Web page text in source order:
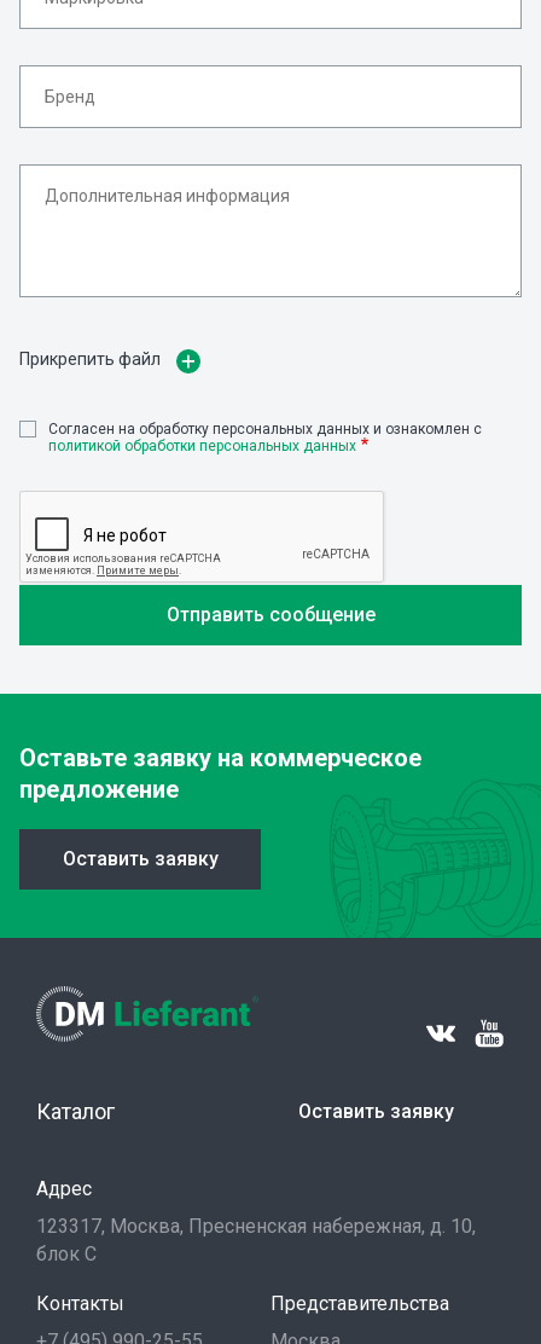
Прикрепить файл
Cогласен на обработку персональных данных и ознакомлен с
политикой обработки персональных данных
Оставьте заявку на коммерческое
предложение
Оставить заявку
Каталог Оставить заявку
Адрес
123317, Москва, Пресненская набережная, д. 10,
блок С
Контакты
Представительства